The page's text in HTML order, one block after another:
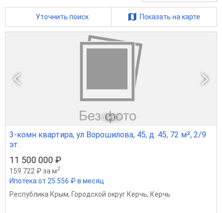
Уточнить поиск Показать на карте
1 из 1
3-комн квартира, ул Ворошилова, 45, д. 45, 72 м², 2/9
эт.
11 500 000 ₽
159 722 ₽ за м2
Ипотека от 25 556 ₽ в месяц
Республика Крым, Городской округ Керчь, Керчь